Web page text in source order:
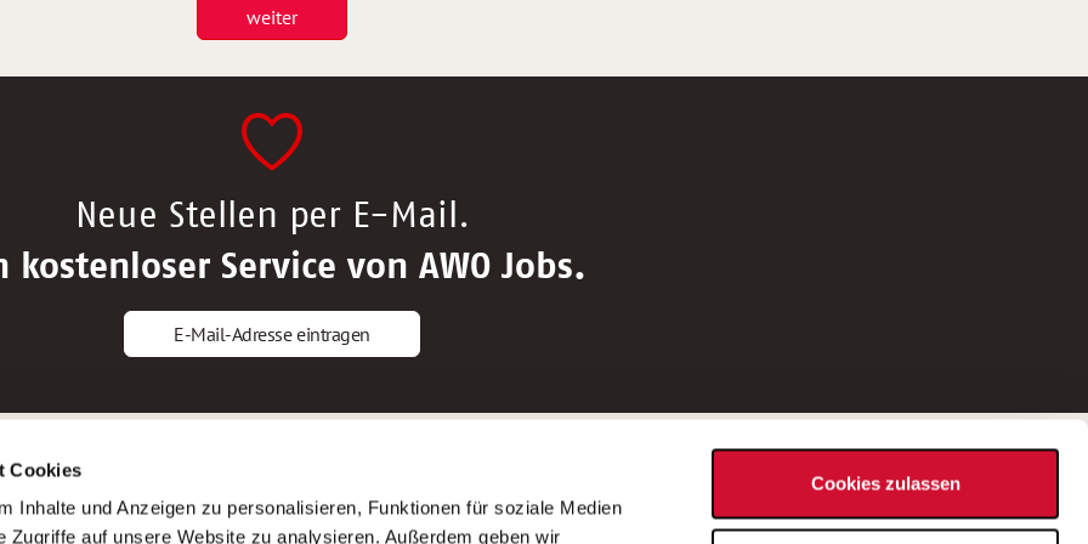
Cookies
Inhalte und Anzeigen zu personalisieren, Funktionen für soziale Medien
Zugriffe auf unsere Website zu analysieren. Außerdem geben wir
Cookies zulassen
weiter
Neue Stellen per E-Mail.
kostenloser Service von AWO Jobs.
E-Mail-Adresse eintragen
Altenpfleger*in
Krankenpfleger*in
AWO Gliederungen nach Bundesland
Stellenangebote nach Bundesländern